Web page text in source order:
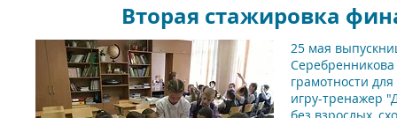
Вторая стажировка
25 мая
грамотности
игру-тренажер